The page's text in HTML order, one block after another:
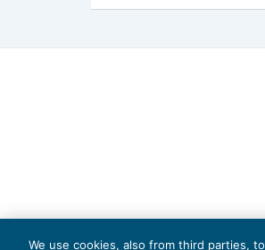
We use cookies, also from third parties,